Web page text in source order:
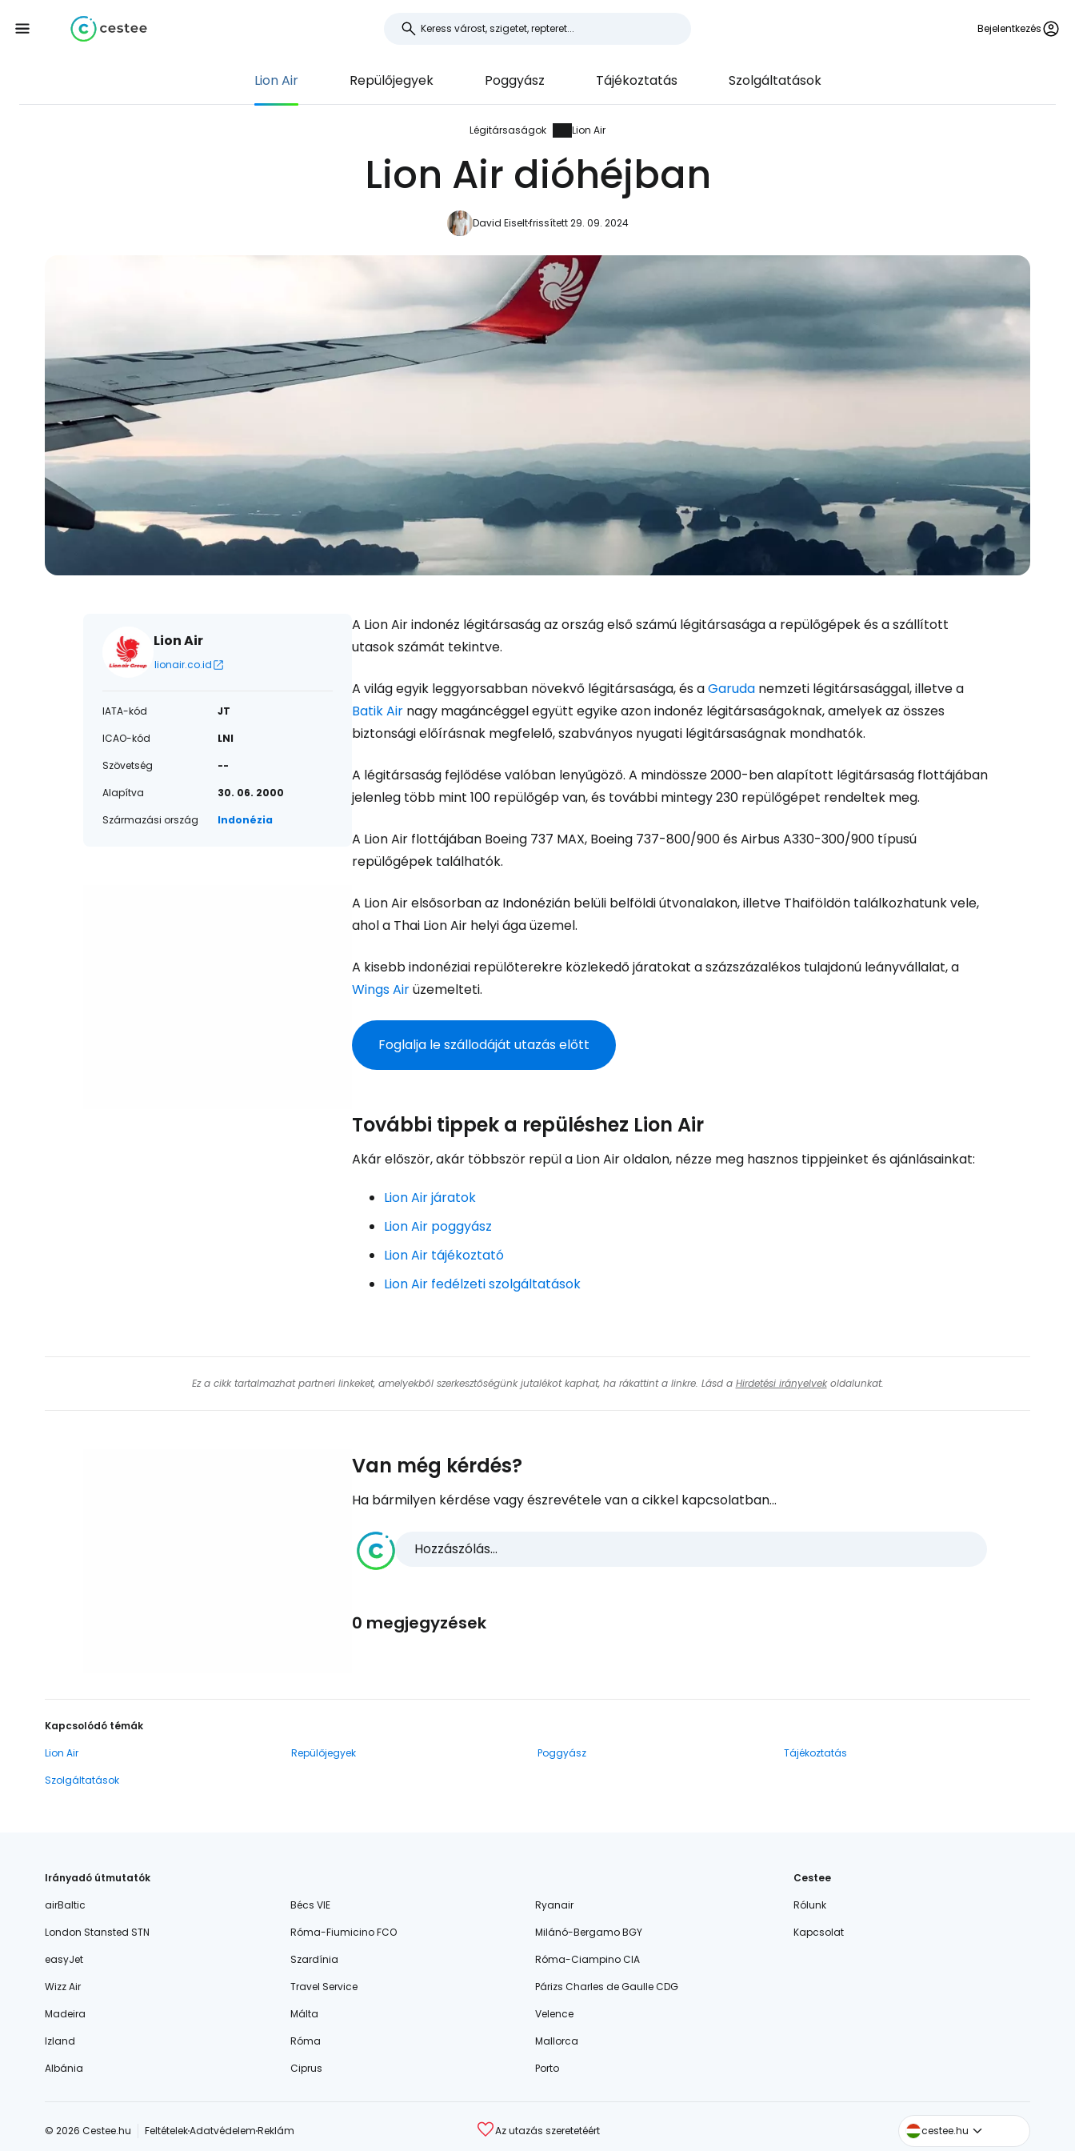
Bejelentkezés
Lion Air Repülőjegyek Poggyász Tájékoztatás Szolgáltatások
Légitársaságok Lion Air
Lion Air dióhéjban
David Eiseltfrissített 29. 09. 2024
Lion Air
lionair.co.id
IATA-kód
JT
ICAO-kód
LNI
Szövetség
--
Alapítva
30. 06. 2000
Származási ország
Indonézia
A Lion Air indonéz légitársaság az ország első számú légitársasága a repülőgépek és a szállított
utasok számát tekintve.
A világ egyik leggyorsabban növekvő légitársasága, és aGaruda nemzeti légitársasággal, illetve a
Batik Air nagy magáncéggel együtt egyike azon indonéz légitársaságoknak, amelyek az összes
biztonsági előírásnak megfelelő, szabványos nyugati légitársaságnak mondhatók.
A légitársaság fejlődése valóban lenyűgöző. A mindössze 2000-ben alapított légitársaság flottájában
jelenleg több mint 100 repülőgép van, és további mintegy 230 repülőgépet rendeltek meg.
A Lion Air flottájában Boeing 737 MAX, Boeing 737-800/900 és Airbus A330-300/900 típusú
repülőgépek találhatók.
A Lion Air elsősorban az Indonézián belüli belföldi útvonalakon, illetve Thaiföldön találkozhatunk vele,
ahol a Thai Lion Air helyi ága üzemel.
A kisebb indonéziai repülőterekre közlekedő járatokat a százszázalékos tulajdonú leányvállalat, a
Wings Airüzemelteti.
Foglalja le szállodáját utazás előtt
További tippek a repüléshez Lion Air
Akár először, akár többször repül a Lion Air oldalon, nézze meg hasznos tippjeinket és ajánlásainkat:
Lion Air járatok
Lion Air poggyász
Lion Air tájékoztató
Lion Air fedélzeti szolgáltatások
Ez a cikk tartalmazhat partneri linkeket, amelyekből szerkesztőségünk jutalékot kaphat, ha rákattint a linkre. Lásd a Hirdetési irányelvekoldalunkat.
Van még kérdés?
Ha bármilyen kérdése vagy észrevétele van a cikkel kapcsolatban...
Hozzászólás...
0 megjegyzések
Kapcsolódó témák
Lion Air
Repülőjegyek Poggyász
Tájékoztatás
Szolgáltatások
Irányadó útmutatók
airBaltic
Bécs VIE
Ryanair
London Stansted STN
Róma-Fiumicino FCO
Milánó-Bergamo BGY
easyJet
Szardínia
Róma-Ciampino CIA
Wizz Air
Travel Service
Párizs Charles de Gaulle CDG
Madeira
Málta
Velence
Izland
Róma
Mallorca
Albánia
Ciprus Porto
Cestee
Rólunk
Kapcsolat
© 2026 Cestee.hu FeltételekAdatvédelemReklám Az utazás szeretetéért cestee.hu
cestee.com
cestee.sk
Bejelentkezés a Cestee-be
... az utazási közösség világszerte
Folytatás a Google-lal
Folytatás a Facebookkal